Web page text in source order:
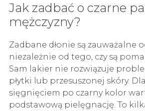
Jak zadbać o czarne
mężczyzny?
Zadbane dłonie są zauważalne
niezależnie od tego, czy są
Sam lakier nie rozwiązuje
płytki lub przesuszonej skóry.
sięgnięciem po czarny kolor
podstawową pielęgnację. To